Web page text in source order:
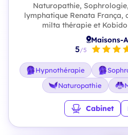
Naturopathie,
lymphatique Renata França,
milta thérapie et
Maisons-
5/5
Hypnothérapie
Naturopathie
Cabinet